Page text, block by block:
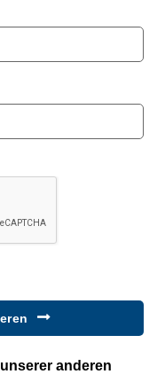
anderen